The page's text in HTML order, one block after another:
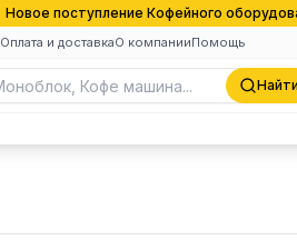
Новое поступление Кофейного
Оплата и доставкаО компанииПомощь
Найти